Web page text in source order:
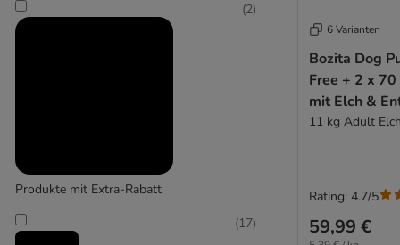
Dolina Noteci
FRESCO - Martin Rütter Trainingssnacks
Produkte mit Extra-Rabatt
(2)
(17)
6 Varianten
Bozita Dog
Free + 2 x
mit Elch &
11 kg Adult Elch
59,99 €
Rating: 4.7/5